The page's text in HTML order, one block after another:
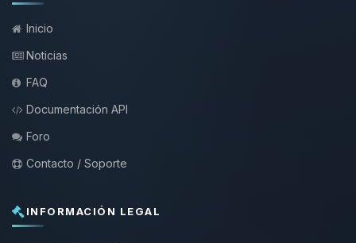
Inicio
Noticias
FAQ
Documentación API
Foro
Contacto / Soporte
INFORMACIÓN LEGAL